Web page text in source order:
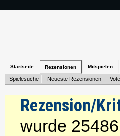
Startseite Rezensionen Mitspielen
Spielesuche Neueste Rezensionen
Rezension/
wurde